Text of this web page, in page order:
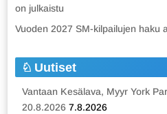
on julkaistu
Vuoden 2027 SM-kilpailujen haku
Uutiset
Vantaan Kesälava, Myyr York
20.8.2026 7.8.2026